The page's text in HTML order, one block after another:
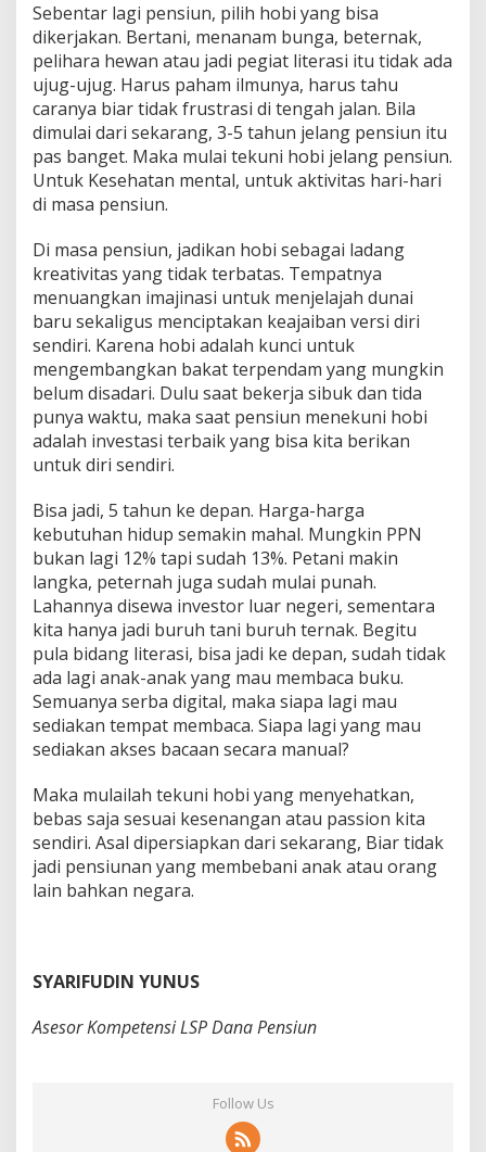
Sebentar lagi pensiun, pilih hobi yang bisa
dikerjakan. Bertani, menanam bunga, beternak,
pelihara hewan atau jadi pegiat literasi itu tidak ada
ujug-ujug. Harus paham ilmunya, harus tahu
caranya biar tidak frustrasi di tengah jalan. Bila
dimulai dari sekarang, 3-5 tahun jelang pensiun itu
pas banget. Maka mulai tekuni hobi jelang pensiun.
Untuk Kesehatan mental, untuk aktivitas hari-hari
di masa pensiun.
Di masa pensiun, jadikan hobi sebagai ladang
kreativitas yang tidak terbatas. Tempatnya
menuangkan imajinasi untuk menjelajah dunai
baru sekaligus menciptakan keajaiban versi diri
sendiri. Karena hobi adalah kunci untuk
mengembangkan bakat terpendam yang mungkin
belum disadari. Dulu saat bekerja sibuk dan tida
punya waktu, maka saat pensiun menekuni hobi
adalah investasi terbaik yang bisa kita berikan
untuk diri sendiri.
Bisa jadi, 5 tahun ke depan. Harga-harga
kebutuhan hidup semakin mahal. Mungkin PPN
bukan lagi 12% tapi sudah 13%. Petani makin
langka, peternah juga sudah mulai punah.
Lahannya disewa investor luar negeri, sementara
kita hanya jadi buruh tani buruh ternak. Begitu
pula bidang literasi, bisa jadi ke depan, sudah tidak
ada lagi anak-anak yang mau membaca buku.
Semuanya serba digital, maka siapa lagi mau
sediakan tempat membaca. Siapa lagi yang mau
sediakan akses bacaan secara manual?
Maka mulailah tekuni hobi yang menyehatkan,
bebas saja sesuai kesenangan atau passion kita
sendiri. Asal dipersiapkan dari sekarang, Biar tidak
jadi pensiunan yang membebani anak atau orang
lain bahkan negara.
SYARIFUDIN YUNUS
Asesor Kompetensi LSP Dana Pensiun
Follow Us